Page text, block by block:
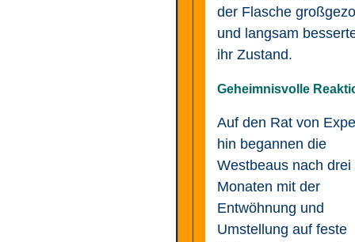
der Flasche
und langsam
ihr Zustand.
Geheimnisvolle
Auf den Rat von
hin begannen die
Westbeaus nach drei
Monaten mit der
Entwöhnung und
Umstellung auf feste